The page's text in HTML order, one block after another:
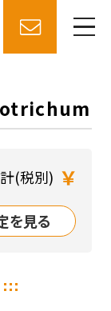
(税別) ￥
を見る